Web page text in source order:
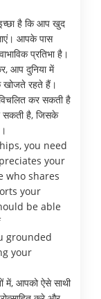
है कि आप खुद
आपके पास
प्रतिभा है।
आप दुनिया में
खोजते रहते हैं।
कर सकती है
सकती है, जिसके
you need
your
who shares
your
be able
grounded
your
में, आपको ऐसे साथी